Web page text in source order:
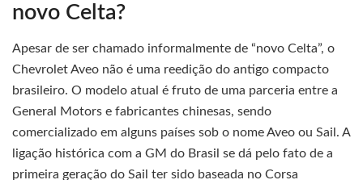
novo Celta?
Apesar de ser chamado informalmente de “novo Celta”, o
Chevrolet Aveo não é uma reedição do antigo compacto
brasileiro. O modelo atual é fruto de uma parceria entre a
General Motors e fabricantes chinesas, sendo
comercializado em alguns países sob o nome Aveo ou Sail. A
ligação histórica com a GM do Brasil se dá pelo fato de a
primeira geração do Sail ter sido baseada no Corsa